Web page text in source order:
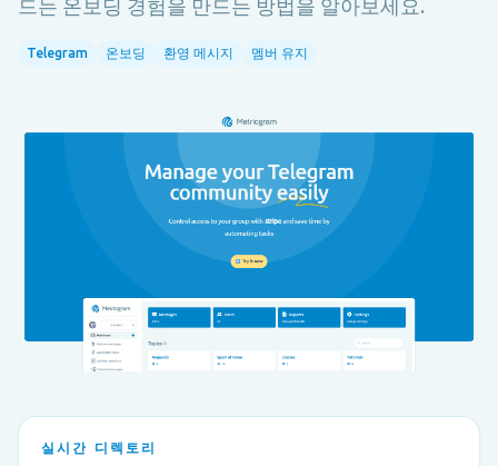
드는 온보딩 경험을 만드는 방법을 알아보세요.
Telegram 온보딩 환영 메시지 멤버 유지
실시간 디렉토리